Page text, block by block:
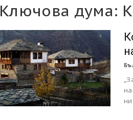
Ключова дума: